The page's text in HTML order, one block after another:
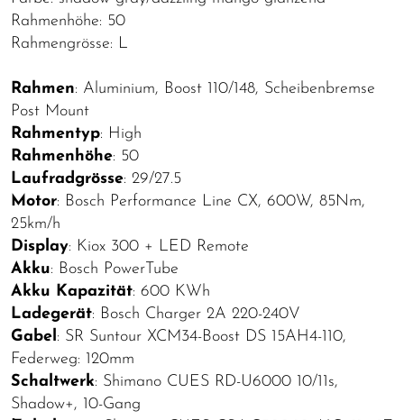
Rahmenhöhe: 50
Rahmengrösse: L
Rahmen: Aluminium, Boost 110/148, Scheibenbremse
Post Mount
Rahmentyp: High
Rahmenhöhe: 50
Laufradgrösse: 29/27.5
Motor: Bosch Performance Line CX, 600W, 85Nm,
25km/h
Display: Kiox 300 + LED Remote
Akku: Bosch PowerTube
Akku Kapazität: 600 KWh
Ladegerät: Bosch Charger 2A 220-240V
Gabel : SR Suntour XCM34-Boost DS 15AH4-110,
Federweg: 120mm
Schaltwerk: Shimano CUES RD-U6000 10/11s,
Shadow+, 10-Gang